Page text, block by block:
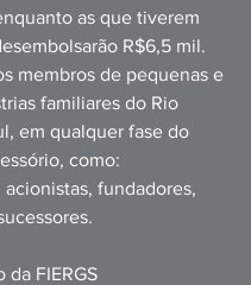
as que tiverem
R$6,5 mil.
membros de pequenas e
familiares do Rio
em qualquer fase do
como:
fundadores,
da FIERGS